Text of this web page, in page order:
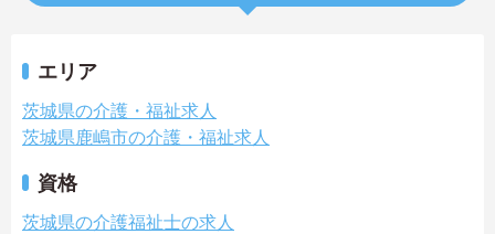
エリア
茨城県の介護・福祉求人
茨城県鹿嶋市の介護・福祉求人
資格
茨城県の介護福祉士の求人